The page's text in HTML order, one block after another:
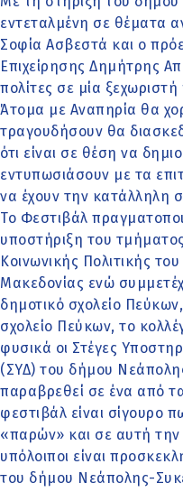
εντεταλμένη σε θέματα
Σοφία Ασβεστά και ο
Επιχείρησης Δημήτρης
πολίτες σε μία
Άτομα με Αναπηρία θα
τραγουδήσουν θα
ότι είναι σε θέση να
εντυπωσιάσουν με τα
να έχουν την κατάλληλη
Το Φεστιβάλ
υποστήριξη του
Κοινωνικής Πολιτικής
Μακεδονίας ενώ
δημοτικό σχολείο
σχολείο Πεύκων, το
φυσικά οι Στέγες
(ΣΥΔ) του δήμου
παραβρεθεί σε ένα από
φεστιβάλ είναι σίγουρο
«παρών» και σε αυτή την
υπόλοιποι είναι
του δήμου Νεάπολης-